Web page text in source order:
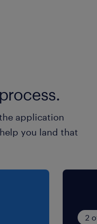
pluspunt
bent flexibel
application
you land that
2